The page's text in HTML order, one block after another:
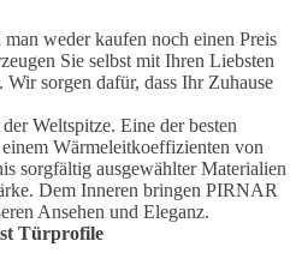
weder kaufen noch einen Preis
Sie selbst mit Ihren Liebsten
sorgen dafür, dass Ihr Zuhause
der Weltspitze. Eine der besten
Wärmeleitkoeffizienten von
sorgfältig ausgewählter Materialien
Dem Inneren bringen PIRNAR
Ansehen und Eleganz.
Türprofile